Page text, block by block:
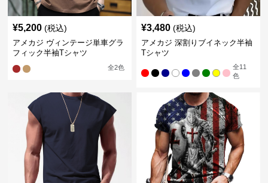
¥5,200 (税込)
アメカジ ヴィンテージ単車グラ
フィック半袖Tシャツ
全2色
¥3,480 (税込)
アメカジ 深割りブイネック半袖
Tシャツ
全11
色